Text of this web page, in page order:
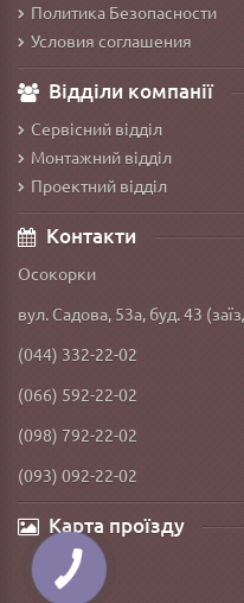
Политика Безопасности
Условия соглашения
Відділи компанії
Сервісний відділ
Монтажний відділ
Проектний відділ
Контакти
Осокорки
вул. Садова, 53а, буд. 43
(044) 332-22-02
(066) 592-22-02
(098) 792-22-02
(093) 092-22-02
Карта проїзду